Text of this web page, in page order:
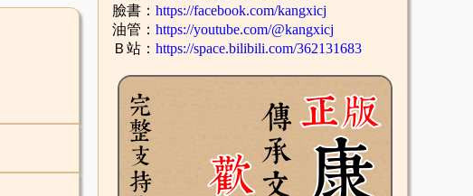
臉書： https://facebook.com/kangxicj
油管： https://youtube.com/@kangxicj
Ｂ站： https://space.bilibili.com/362131683